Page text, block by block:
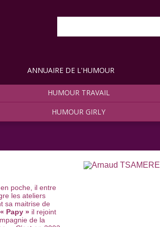
HUMOUR TRAVAIL
HUMOUR GIRLY
ANNUAIRE DE L'HUMOUR
poche, il entre
les ateliers
sa maitrise de
« Papy » il rejoint
de la